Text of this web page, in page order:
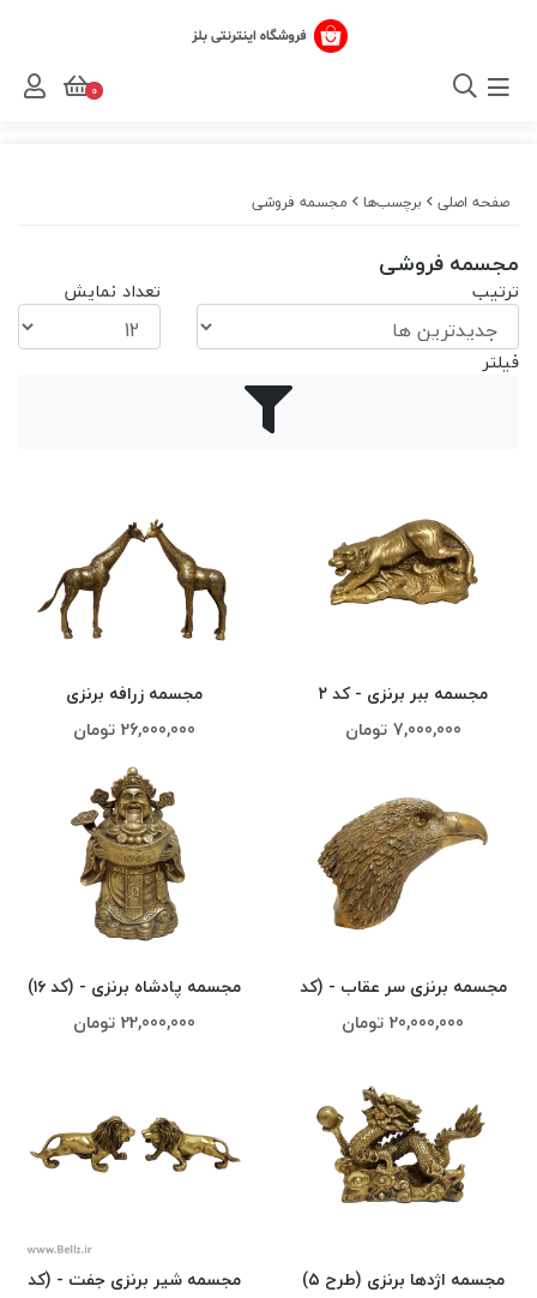
صفحه اصلی برچسب‌ها مجسمه فروشی
مجسمه فروشی
ترتیب تعداد نمایش
فیلتر
مجسمه ببر برنزی - کد ۲
7,000,000 تومان
مجسمه زرافه برنزی
26,000,000 تومان
مجسمه برنزی سر عقاب - (کد
۵)
20,000,000 تومان
مجسمه پادشاه برنزی - (کد ۱۶)
22,000,000 تومان
مجسمه اژدها برنزی (طرح ۵)
مجسمه شیر برنزی جفت - (کد
0